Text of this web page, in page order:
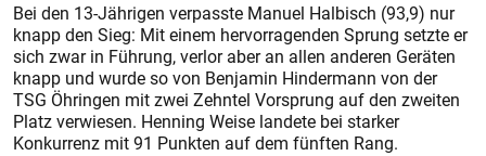
Bei den 13-Jährigen verpasste Manuel Halbisch (93,9) nur
knapp den Sieg: Mit einem hervorragenden Sprung setzte er
sich zwar in Führung, verlor aber an allen anderen Geräten
knapp und wurde so von Benjamin Hindermann von der
TSG Öhringen mit zwei Zehntel Vorsprung auf den zweiten
Platz verwiesen. Henning Weise landete bei starker
Konkurrenz mit 91 Punkten auf dem fünften Rang.